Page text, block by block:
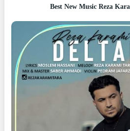
Best New Music Reza